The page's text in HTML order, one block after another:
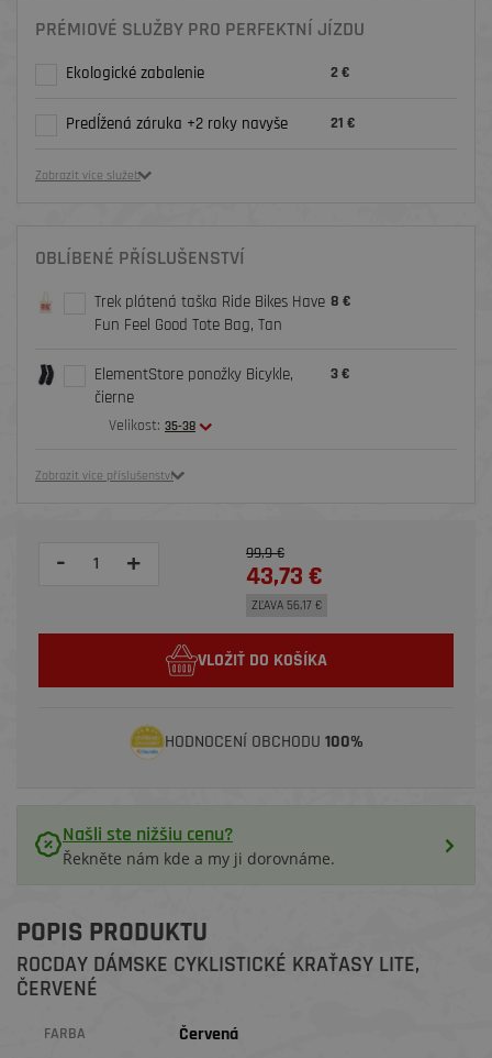
PRÉMIOVÉ SLUŽBY PRO PERFEKTNÍ JÍZDU
Ekologické zabalenie 2 €
Predĺžená záruka +2 roky navyše 21 €
Zobrazit více služeb
OBLÍBENÉ PŘÍSLUŠENSTVÍ
Trek plátená taška Ride Bikes Have
Fun Feel Good Tote Bag, Tan
8 €
ElementStore ponožky Bicykle,
čierne
Velikost: 35-38
3 €
Zobrazit více příslušenství
- + 99,9 €
43,73 €
ZĽAVA 56,17 €
VLOŽIŤ DO KOŠÍKA
HODNOCENÍ OBCHODU 100%
Našli ste nižšiu cenu?
Řekněte nám kde a my ji dorovnáme.
POPIS PRODUKTU
ROCDAY DÁMSKE CYKLISTICKÉ KRAŤASY LITE,
ČERVENÉ
FARBA Červená